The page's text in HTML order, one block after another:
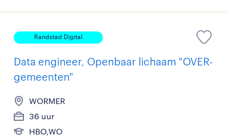
Randstad Digital
Data engineer, Openbaar lichaam "OVER-
gemeenten"
WORMER
36 uur
HBO,WO